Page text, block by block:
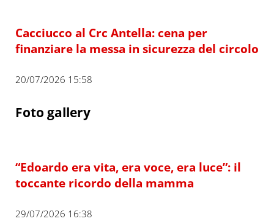
Cacciucco al Crc Antella: cena per
finanziare la messa in sicurezza del circolo
20/07/2026 15:58
Foto gallery
“Edoardo era vita, era voce, era luce”: il
toccante ricordo della mamma
29/07/2026 16:38